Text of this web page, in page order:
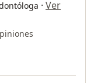
· Ver